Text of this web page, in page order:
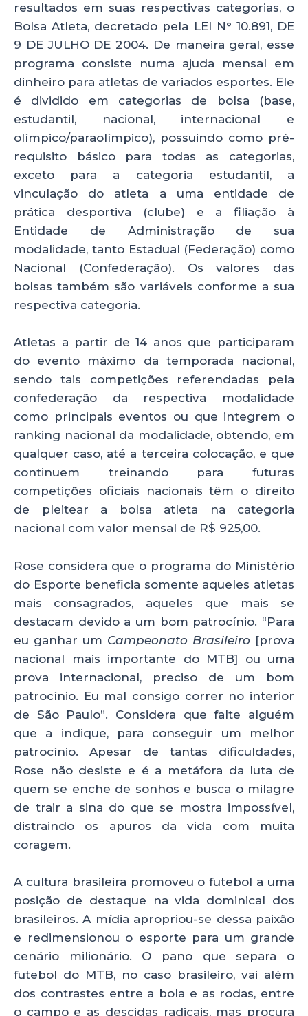
resultados em suas respectivas categorias, o
Bolsa Atleta, decretado pela LEI N° 10.891, DE
9 DE JULHO DE 2004. De maneira geral, esse
programa consiste numa ajuda mensal em
dinheiro para atletas de variados esportes. Ele
é dividido em categorias de bolsa (base,
estudantil, nacional, internacional e
olímpico/paraolímpico), possuindo como pré-
requisito básico para todas as categorias,
exceto para a categoria estudantil, a
vinculação do atleta a uma entidade de
prática desportiva (clube) e a filiação à
Entidade de Administração de sua
modalidade, tanto Estadual (Federação) como
Nacional (Confederação). Os valores das
bolsas também são variáveis conforme a sua
respectiva categoria.
Atletas a partir de 14 anos que participaram
do evento máximo da temporada nacional,
sendo tais competições referendadas pela
confederação da respectiva modalidade
como principais eventos ou que integrem o
ranking nacional da modalidade, obtendo, em
qualquer caso, até a terceira colocação, e que
continuem treinando para futuras
competições oficiais nacionais têm o direito
de pleitear a bolsa atleta na categoria
nacional com valor mensal de R$ 925,00.
Rose considera que o programa do Ministério
do Esporte beneficia somente aqueles atletas
mais consagrados, aqueles que mais se
destacam devido a um bom patrocínio. “Para
eu ganhar um Campeonato Brasileiro [prova
nacional mais importante do MTB] ou uma
prova internacional, preciso de um bom
patrocínio. Eu mal consigo correr no interior
de São Paulo”. Considera que falte alguém
que a indique, para conseguir um melhor
patrocínio. Apesar de tantas dificuldades,
Rose não desiste e é a metáfora da luta de
quem se enche de sonhos e busca o milagre
de trair a sina do que se mostra impossível,
distraindo os apuros da vida com muita
coragem.
A cultura brasileira promoveu o futebol a uma
posição de destaque na vida dominical dos
brasileiros. A mídia apropriou-se dessa paixão
e redimensionou o esporte para um grande
cenário milionário. O pano que separa o
futebol do MTB, no caso brasileiro, vai além
dos contrastes entre a bola e as rodas, entre
o campo e as descidas radicais, mas procura